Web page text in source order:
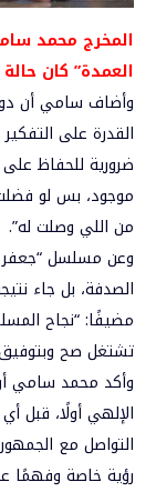
المخرج محمد
العمدة” كان حالة
وأضاف سامي أن
القدرة على
ضرورية للحفاظ على
موجود، بس لو
من اللي وصلت له”.
وعن مسلسل “جعفر
الصدفة، بل جاء
مضيفًا: “نجاح
تشتغل صح
وأكد محمد سامي
الإلهي أولًا، قبل
التواصل مع
رؤية خاصة وفهمًا